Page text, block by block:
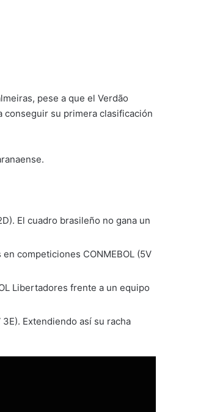
pese a que el Verdão​
conseguir su primera clasificación
El cuadro brasileño no gana un
competiciones CONMEBOL (5V
Libertadores frente a un equipo
Extendiendo así su racha